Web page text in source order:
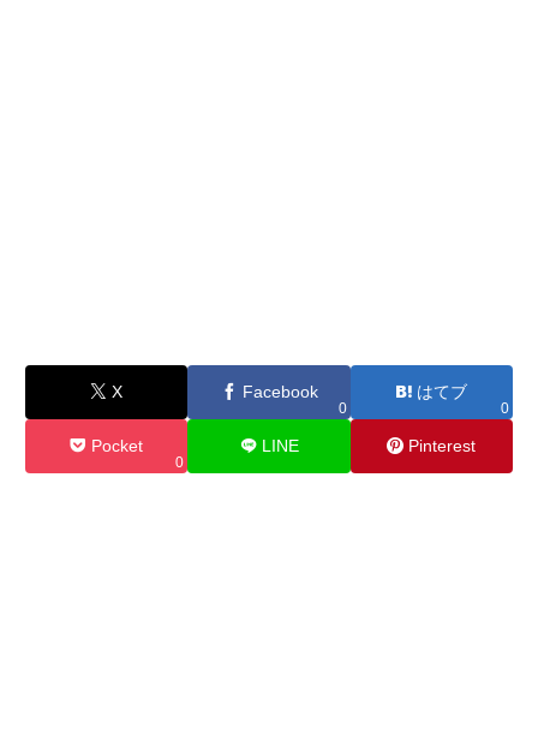
X Facebook
0
はてブ
0
Pocket
0
LINE Pinterest